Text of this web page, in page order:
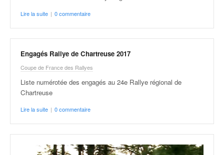
Lire la suite | 0 commentaire
Engagés Rallye de Chartreuse 2017
Coupe de France des Rallyes
Liste numérotée des engagés au 24e Rallye régional de
Chartreuse
Lire la suite | 0 commentaire